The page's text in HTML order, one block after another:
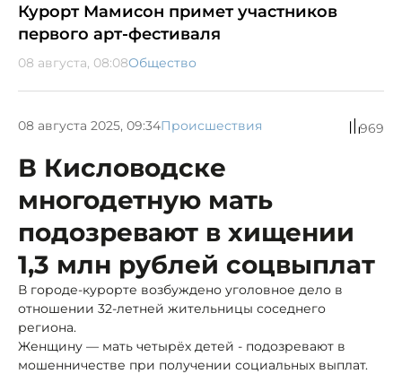
Курорт Мамисон примет участников
первого арт-фестиваля
08 августа, 08:08Общество
08 августа 2025, 09:34Происшествия 969
В Кисловодске
многодетную мать
подозревают в хищении
1,3 млн рублей соцвыплат
В городе-курорте возбуждено уголовное дело в
отношении 32-летней жительницы соседнего
региона.
Женщину — мать четырёх детей - подозревают в
мошенничестве при получении социальных выплат.